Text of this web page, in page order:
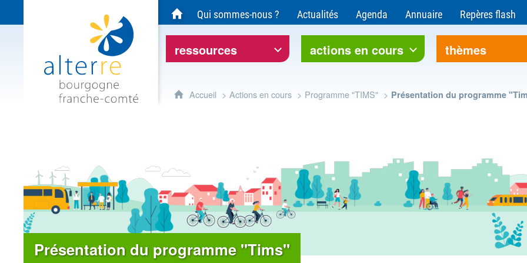
Alterre Bourgogne Franche-Comté - Agence pour l'environnement et le développement soutenable
Accueil du site Alterre Bourgogne-Franche-Comté
ressources actions en cours thèmes
Qui sommes-nous ? Actualités Agenda Annuaire Repères flash
Accueil Actions en cours Programme "TIMS" Présentation du programme
Présentation du programme "Tims"